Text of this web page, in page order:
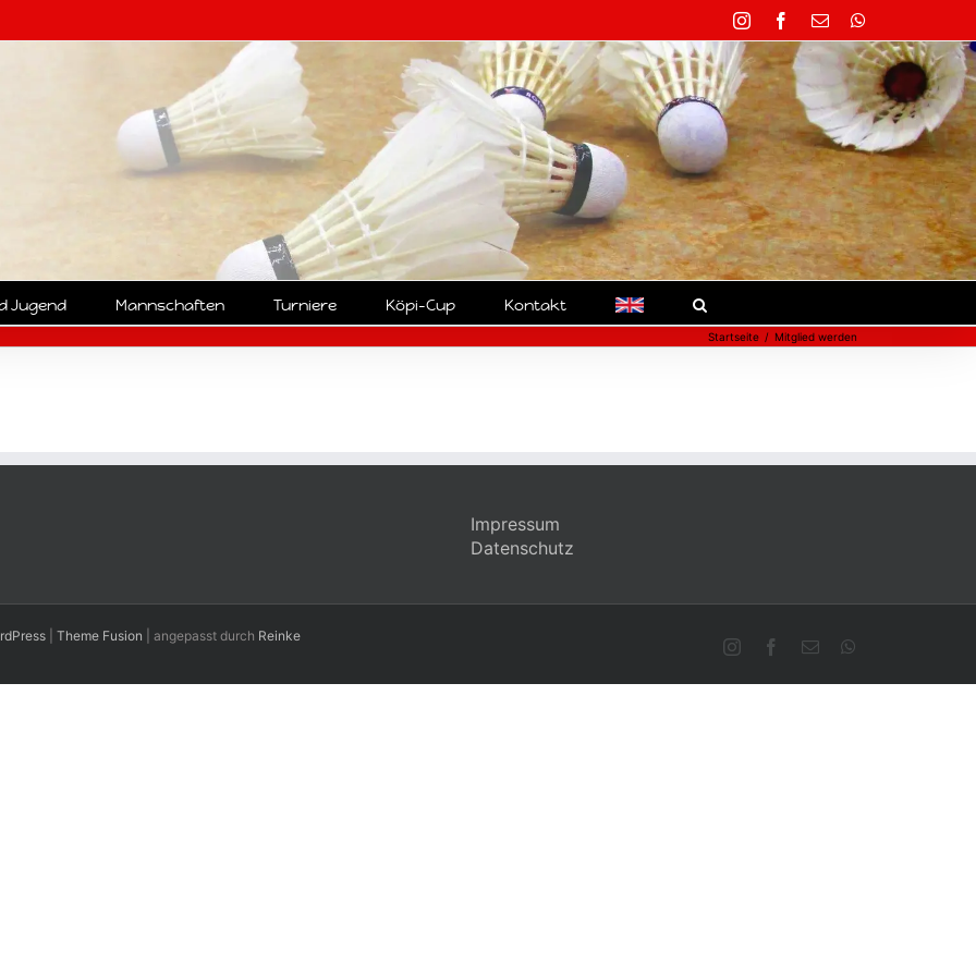
InstagramFacebook
E-
Mail
WhatsApp
Jugend Mannschaften Turniere Köpi-Cup Kontakt
Startseite Mitglied werden
Impressum
Datenschutz
|Theme Fusion | angepasst durch Reinke
InstagramFacebook
E-